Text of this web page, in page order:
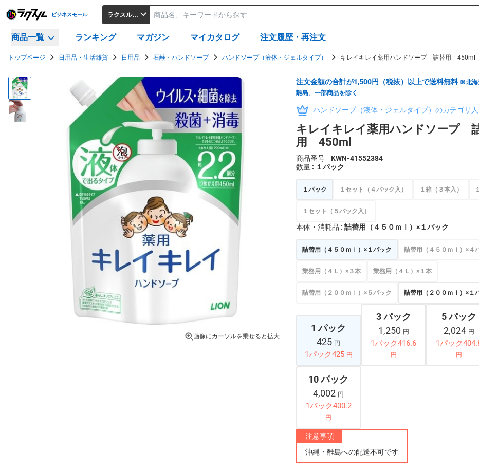
ビジネスモール ラクスルビジネスモール
商品一覧 ランキング マガジン マイカタログ 注文履歴・再注文
トップページ 日用品・生活雑貨 日用品 石鹸・ハンドソープ ハンドソープ（液体・ジェルタイプ） キレイキレイ薬用ハンドソープ 詰替用 450ml
画像にカーソルを乗せると拡大
注文金額の合計が1,500円（税抜）以上で送料無料 ※北海
離島、一部商品を除く
ハンドソープ（液体・ジェルタイプ）のカテゴリ
キレイキレイ薬用ハンドソープ
用 450ml
商品番号
KWN-41552384
数量 : １パック
１パック １セット（４パック入） １箱（３本入）
１セット（５パック入）
本体・消耗品 : 詰替用（４５０ｍｌ）×１パック
詰替用（４５０ｍｌ）×１パック 詰替用（４５０ｍｌ）×４
業務用（４Ｌ）×３本 業務用（４Ｌ）×１本
詰替用（２００ｍｌ）×５パック 詰替用（２００ｍｌ）×１
1 パック
425 円
1パック425 円
3 パック
1,250 円
1パック416.6
円
5 パック
2,024 円
1パック
円
10 パック
4,002 円
1パック400.2
円
注意事項
沖縄・離島への配送不可です